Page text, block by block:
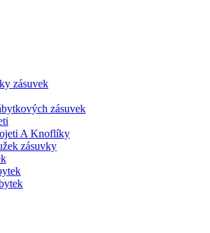
zásuvek
zásuvek
A Knoflíky
zásuvky